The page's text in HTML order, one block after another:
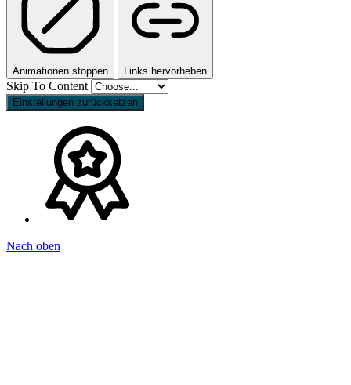
Animationen stoppen Links hervorheben
Skip To Content
Einstellungen zurücksetzen
Nach oben